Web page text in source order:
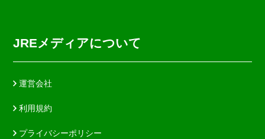
JREメディアについて
運営会社
利用規約
プライバシーポリシー